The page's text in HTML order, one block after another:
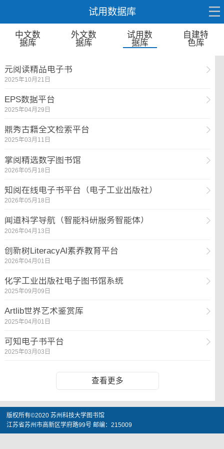
试用数据库
中文数
据库
外文数
据库
试用数
据库
自建特
色库
元阅读精品电子书
2025年10月21日
EPS数据平台
2025年04月29日
鼎秀古籍全文检索平台
2025年03月11日
掌阅精选数字图书馆
2026年05月18日
知阅在线电子书平台（电子工业出版社）
2026年05月18日
闻道科学导航（智能科研服务智能体）
2026年04月13日
创新树LiteracyAl素养教育平台
2026年04月01日
化学工业出版社电子图书馆系统
2025年09月09日
Artlib世界艺术鉴赏库
2025年04月01日
可知电子书平台
2025年03月03日
查看更多
版权所有©2020 苏州科技大学图书馆
江苏省苏州市高新区学府路99号 邮编：215009